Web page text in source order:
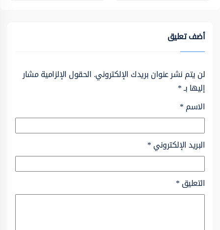
أضف تعليق
لن يتم نشر عنوان بريدك الإلكتروني. الحقول الإلزامية مشار
إليها بـ*
الاسم*
البريد الإلكتروني*
التعليق*